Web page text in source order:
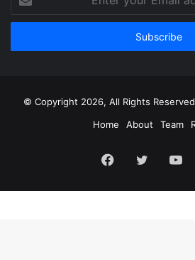
your
Email
© Copyright 2026, All Rights
Home
About Team
Facebook
Twitter